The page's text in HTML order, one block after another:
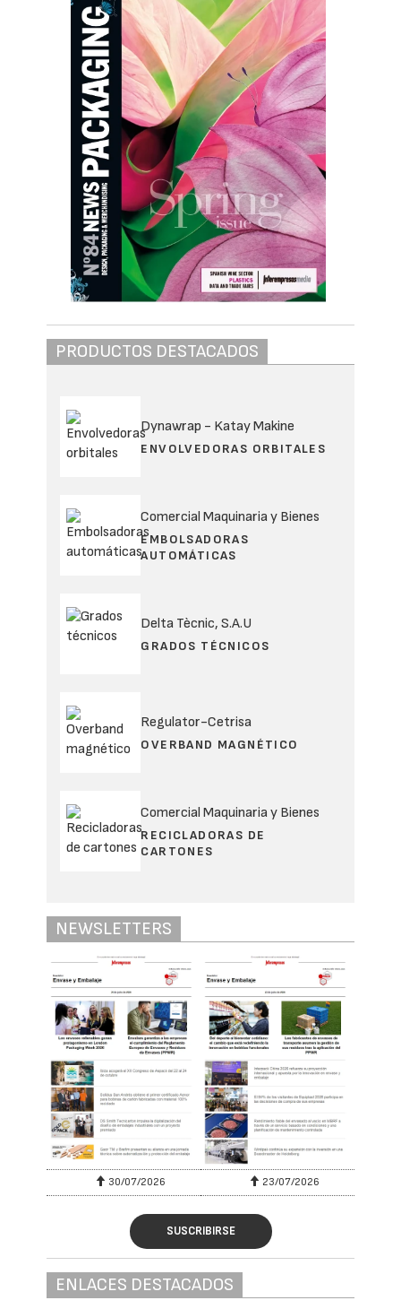
PRODUCTOS DESTACADOS
Dynawrap - Katay Makine
ENVOLVEDORAS ORBITALES
Comercial Maquinaria y Bienes
EMBOLSADORAS
AUTOMÁTICAS
Delta Tècnic, S.A.U
GRADOS TÉCNICOS
Regulator-Cetrisa
OVERBAND MAGNÉTICO
Comercial Maquinaria y Bienes
RECICLADORAS DE
CARTONES
NEWSLETTERS
30/07/2026 23/07/2026
SUSCRIBIRSE
ENLACES DESTACADOS